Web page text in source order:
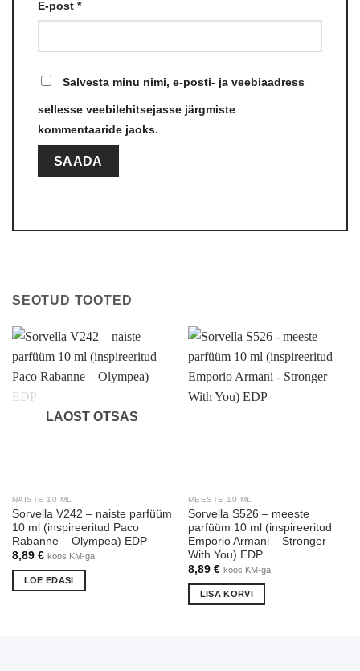
E-post *
Salvesta minu nimi, e-posti- ja veebiaadress
sellesse veebilehitsejasse järgmiste
kommentaaride jaoks.
SEOTUD TOOTED
LAOST OTSAS
NAISTE 10 ML
Sorvella V242 – naiste parfüüm
10 ml (inspireeritud Paco
Rabanne – Olympea) EDP
8,89 € koos KM-ga
LOE EDASI
MEESTE 10 ML
Sorvella S526 – meeste
parfüüm 10 ml (inspireeritud
Emporio Armani – Stronger
With You) EDP
8,89 € koos KM-ga
LISA KORVI